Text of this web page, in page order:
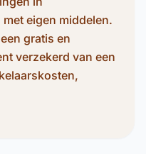
eigen middelen.
gratis en
verzekerd van een